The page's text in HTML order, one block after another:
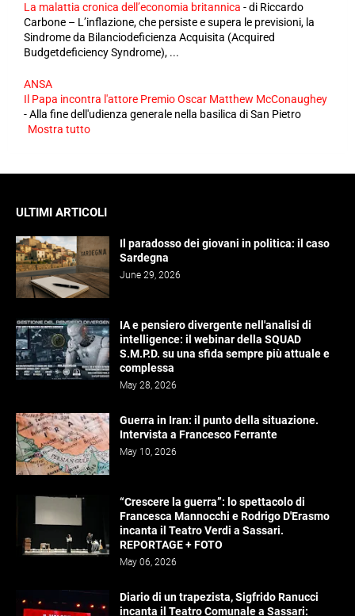
La malattia cronica dell’economia britannica -di Riccardo
Carbone – L’inflazione, che persiste e supera le previsioni, la
Sindrome da Bilanciodeficienza Acquisita (Acquired
Budgetdeficiency Syndrome), ...
ANSA
Il Papa incontra l'attore Premio Oscar Matthew McConaughey
-Alla fine dell'udienza generale nella basilica di San Pietro
Mostra tutto
ULTIMI ARTICOLI
Il paradosso dei giovani in politica: il caso
Sardegna
June 29, 2026
IA e pensiero divergente nell'analisi di
intelligence: il webinar della SQUAD
S.M.P.D. su una sfida sempre più attuale e
complessa
May 28, 2026
Guerra in Iran: il punto della situazione.
Intervista a Francesco Ferrante
May 10, 2026
“Crescere la guerra”: lo spettacolo di
Francesca Mannocchi e Rodrigo D'Erasmo
incanta il Teatro Verdi a Sassari.
REPORTAGE + FOTO
May 06, 2026
Diario di un trapezista, Sigfrido Ranucci
incanta il Teatro Comunale a Sassari: